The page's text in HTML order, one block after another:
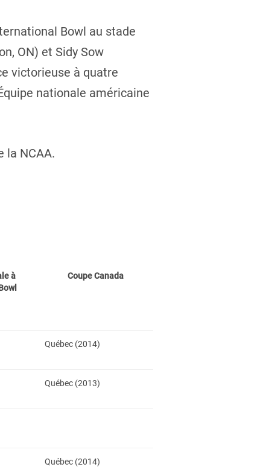
Bowl au stade
ON) et Sidy Sow
victorieuse à quatre
nationale américaine
la NCAA.
à
Coupe Canada
Québec (2014)
Québec (2013)
Québec (2014)